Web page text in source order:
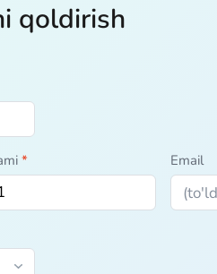
qoldirish
* Email